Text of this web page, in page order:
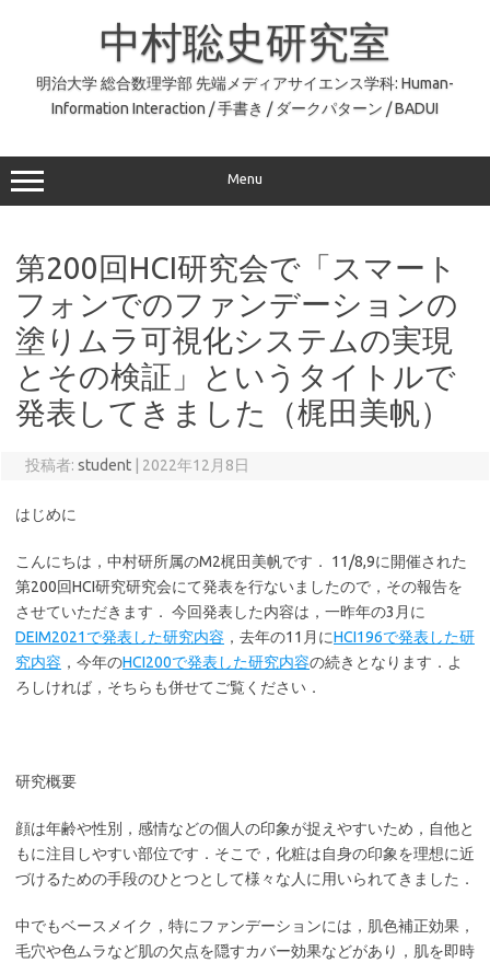
中村聡史研究室
明治大学 総合数理学部 先端メディアサイエンス学科: Human-
Information Interaction / 手書き / ダークパターン / BADUI
Menu
第200回HCI研究会で「スマート
フォンでのファンデーションの
塗りムラ可視化システムの実現
とその検証」というタイトルで
発表してきました（梶田美帆）
投稿者: student 2022年12月8日
はじめに
こんにちは，中村研所属のM2梶田美帆です． 11/8,9に開催された
第200回HCI研究研究会にて発表を行ないましたので，その報告を
させていただきます． 今回発表した内容は，一昨年の3月に
DEIM2021で発表した研究内容 ，去年の11月にHCI196で発表した研
究内容 ，今年のHCI200で発表した研究内容の続きとなります．よ
ろしければ，そちらも併せてご覧ください．
研究概要
顔は年齢や性別，感情などの個人の印象が捉えやすいため，自他と
もに注目しやすい部位です．そこで，化粧は自身の印象を理想に近
づけるための手段のひとつとして様々な人に用いられてきました．
中でもベースメイク，特にファンデーションには，肌色補正効果，
毛穴や色ムラなど肌の欠点を隠すカバー効果などがあり，肌を即時